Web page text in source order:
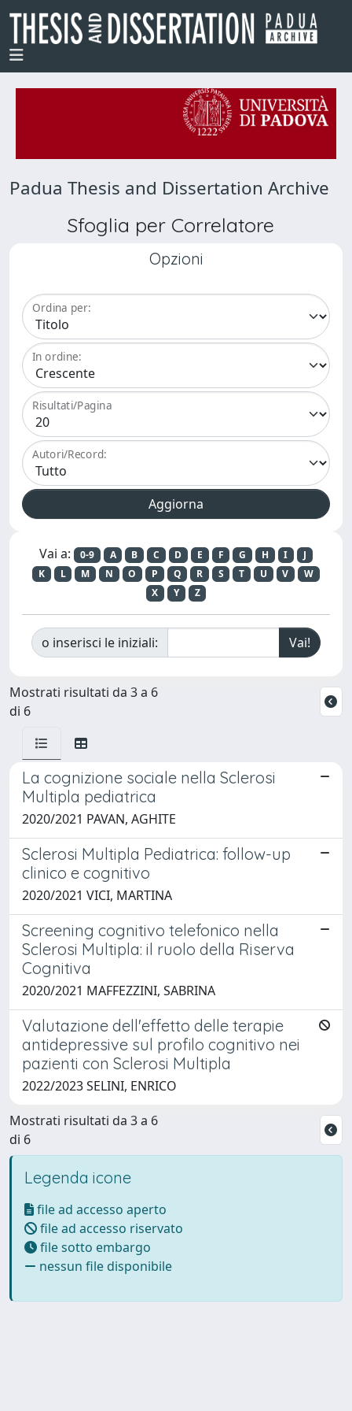
Padua Thesis and Dissertation Archive
Sfoglia per Correlatore
Opzioni
Ordina per:
In ordine:
Risultati/Pagina
Autori/Record:
Vai a: 0-9 A B C D E F G H I
J
K
L M N O P Q R S T U V
W
X
Y Z
o inserisci le iniziali:
Mostrati risultati da 3 a 6
di 6
La cognizione sociale nella Sclerosi
Multipla pediatrica
2020/2021 PAVAN, AGHITE
Sclerosi Multipla Pediatrica: follow-up
clinico e cognitivo
2020/2021 VICI, MARTINA
Screening cognitivo telefonico nella
Sclerosi Multipla: il ruolo della Riserva
Cognitiva
2020/2021 MAFFEZZINI, SABRINA
Valutazione dell'effetto delle terapie
antidepressive sul profilo cognitivo nei
pazienti con Sclerosi Multipla
2022/2023 SELINI, ENRICO
Mostrati risultati da 3 a 6
di 6
Legenda icone
file ad accesso aperto
file ad accesso riservato
file sotto embargo
nessun file disponibile